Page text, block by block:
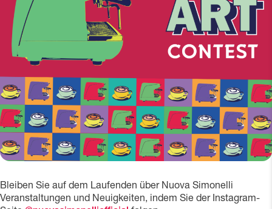
Bleiben Sie auf dem Laufenden über Nuova Simonelli
Veranstaltungen und Neuigkeiten, indem Sie der Instagram-